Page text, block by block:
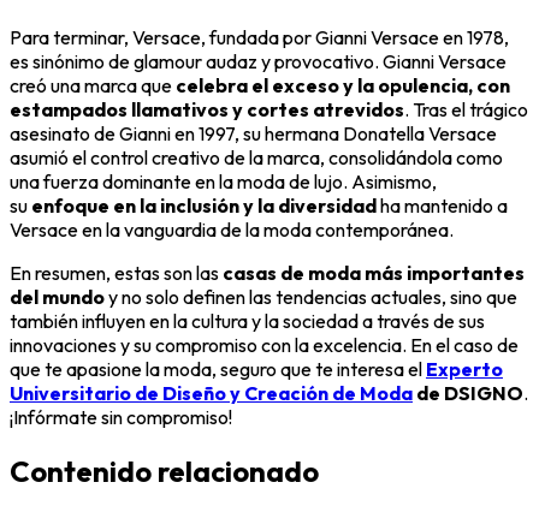
Para terminar, Versace, fundada por Gianni Versace en 1978,
es sinónimo de glamour audaz y provocativo. Gianni Versace
creó una marca que celebra el exceso y la opulencia, con
estampados llamativos y cortes atrevidos. Tras el trágico
asesinato de Gianni en 1997, su hermana Donatella Versace
asumió el control creativo de la marca, consolidándola como
una fuerza dominante en la moda de lujo. Asimismo,
su enfoque en la inclusión y la diversidadha mantenido a
Versace en la vanguardia de la moda contemporánea.
En resumen, estas son las casas de moda más importantes
del mundoy no solo definen las tendencias actuales, sino que
también influyen en la cultura y la sociedad a través de sus
innovaciones y su compromiso con la excelencia. En el caso de
que te apasione la moda, seguro que te interesa el Experto
Universitario de Diseño y Creación de Moda de DSIGNO.
¡Infórmate sin compromiso!
Contenido relacionado